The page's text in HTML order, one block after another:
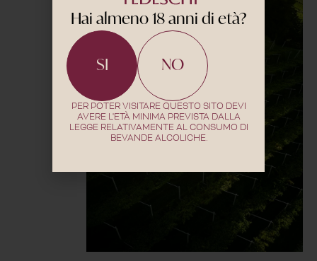
Hai almeno 18 anni di età?
SI NO
PER POTER VISITARE QUESTO SITO DEVI
AVERE L'ETÀ MINIMA PREVISTA DALLA
LEGGE RELATIVAMENTE AL CONSUMO DI
BEVANDE ALCOLICHE.